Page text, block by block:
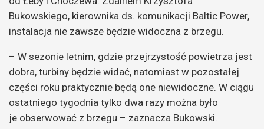
Bukowskiego, kierownika ds. komunikacji Baltic Power,
instalacja nie zawsze będzie widoczna z brzegu.
– W sezonie letnim, gdzie przejrzystość powietrza jest
dobra, turbiny będzie widać, natomiast w pozostałej
części roku praktycznie będą one niewidoczne. W ciągu
ostatniego tygodnia tylko dwa razy można było
je obserwować z brzegu – zaznacza Bukowski.